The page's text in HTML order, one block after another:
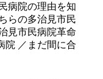
病院の理由を知
らの多治見市民
見市民病院革命
院 ／まだ間に合